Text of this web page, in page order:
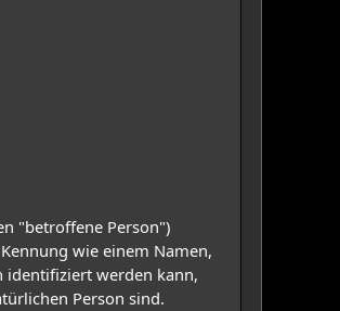
"betroffene Person")
wie einem Namen,
identifiziert werden kann,
Person sind.